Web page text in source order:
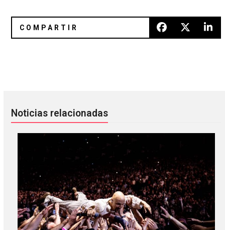
Noticias relacionadas